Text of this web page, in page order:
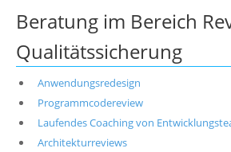
Beratung im Bereich
Qualitätssicherung
Anwendungsredesign
Programmcodereview
Laufendes Coaching von
Architekturreviews